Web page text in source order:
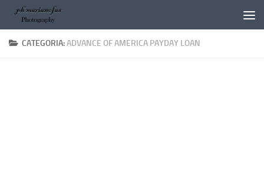
Salta al contenuto
CATEGORIA:ADVANCE OF AMERICA PAYDAY LOAN